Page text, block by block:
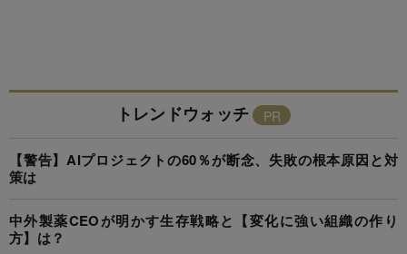
トレンドウォッチ
【警告】AIプロジェクトの60％が断念、失敗の根本原因と対
策は
中外製薬CEOが明かす生存戦略と【変化に強い組織の作り
方】は？